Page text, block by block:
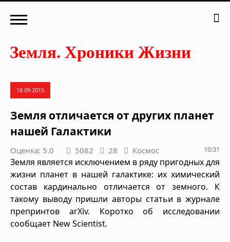
18.09.2015
Земля отличается от других планет
нашей Галактики
Оценка: 5.0 5082 28 Космос 10:31
Земля является исключением в ряду пригодных для
жизни планет в нашей галактике: их химический
состав кардинально отличается от земного. К
такому выводу пришли авторы статьи в журнале
препринтов arXiv. Коротко об исследовании
сообщает New Scientist.